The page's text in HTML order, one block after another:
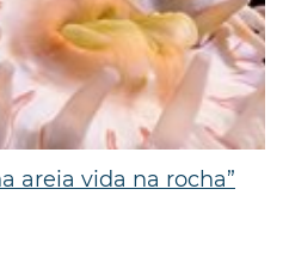
areia vida na rocha”